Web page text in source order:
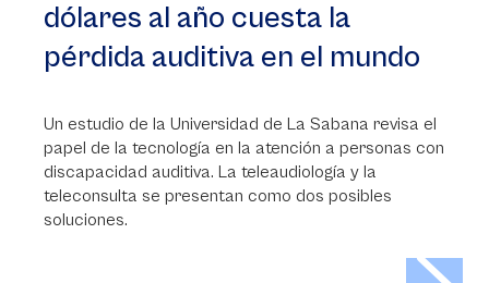
dólares al año cuesta la
pérdida auditiva en el mundo
Un estudio de la Universidad de La Sabana revisa el
papel de la tecnología en la atención a personas con
discapacidad auditiva. La teleaudiología y la
teleconsulta se presentan como dos posibles
soluciones.